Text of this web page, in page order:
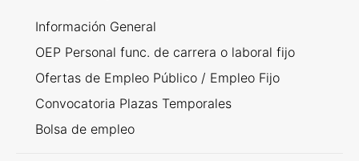
Información General
OEP Personal func. de carrera o laboral fijo
Ofertas de Empleo Público / Empleo Fijo
Convocatoria Plazas Temporales
Bolsa de empleo